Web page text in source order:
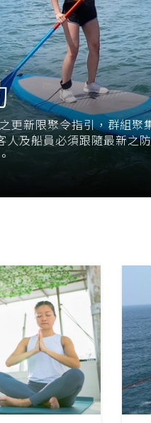
更新限聚令指引，群組聚
及船員必須跟隨最新之